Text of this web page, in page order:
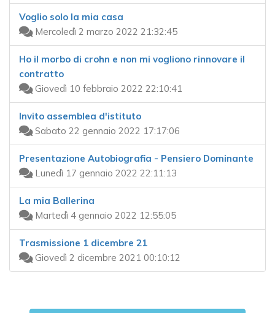
Voglio solo la mia casa
Mercoledì 2 marzo 2022 21:32:45
Ho il morbo di crohn e non mi vogliono rinnovare il
contratto
Giovedì 10 febbraio 2022 22:10:41
Invito assemblea d'istituto
Sabato 22 gennaio 2022 17:17:06
Presentazione Autobiografia - Pensiero Dominante
Lunedì 17 gennaio 2022 22:11:13
La mia Ballerina
Martedì 4 gennaio 2022 12:55:05
Trasmissione 1 dicembre 21
Giovedì 2 dicembre 2021 00:10:12